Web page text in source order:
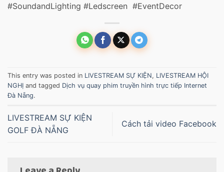
#SoundandLighting #Ledscreen #EventDecor
This entry was posted in LIVESTREAM SỰ KIỆN, LIVESTREAM HỘI
NGHỊ and tagged Dịch vụ quay phim truyền hình trực tiếp Internet
Đà Nẵng.
LIVESTREAM SỰ KIỆN
GOLF ĐÀ NẴNG
Cách tải video Facebook